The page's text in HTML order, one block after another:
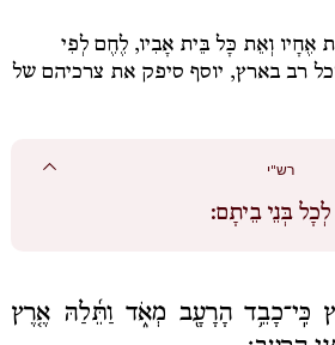
אֶחָיו וְאֵת כָּל בֵּית אָבִיו, לֶחֶם לְפִי
רב בארץ, יוסף סיפק את צרכיהם של
רש"י
בְּנֵי בֵיתָם:
כִּֽי־כָבֵ֥ד הָרָעָ֖ב מְאֹ֑ד וַתֵּ֜לַהּ אֶ֤רֶץ